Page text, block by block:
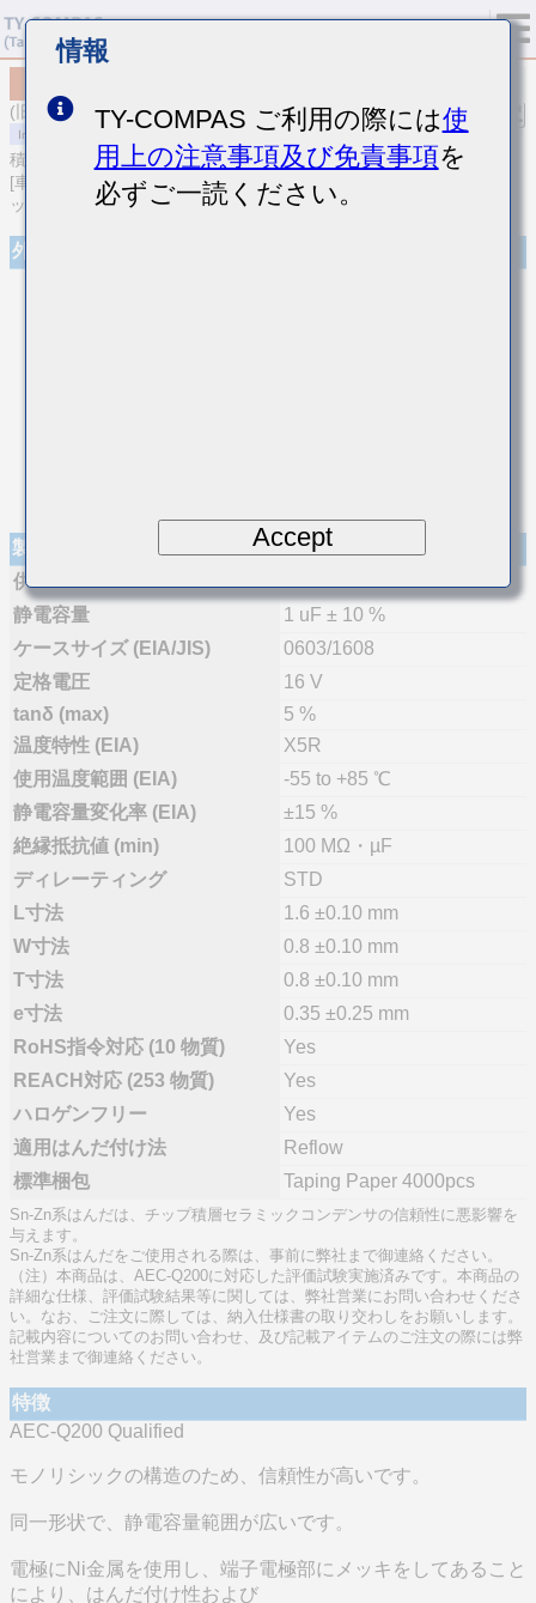
(旧品番 EMK107BJ105KAHT)
積層セラミックコンデンサ
[車載ボディ/インフォ＆高信頼用 (AEC-Q200 Qualified) 積層セラミ
ックコンデンサ (高誘電率系)]
外観
製品仕様
供給体制
静電容量
1 uF ± 10 %
ケースサイズ (EIA/JIS)
0603/1608
定格電圧
16 V
tanδ (max)
5 %
温度特性 (EIA)
X5R
使用温度範囲 (EIA)
-55 to +85 ℃
静電容量変化率 (EIA)
±15 %
絶縁抵抗値 (min)
100 MΩ・µF
ディレーティング
STD
L寸法
1.6 ±0.10 mm
W寸法
0.8 ±0.10 mm
T寸法
0.8 ±0.10 mm
e寸法
0.35 ±0.25 mm
RoHS指令対応 (10 物質)
Yes
REACH対応 (253 物質)
Yes
ハロゲンフリー
Yes
適用はんだ付け法
Reflow
標準梱包
Taping Paper 4000pcs
Sn-Zn系はんだは、チップ積層セラミックコンデンサの信頼性に悪影響を
与えます。
Sn-Zn系はんだをご使用される際は、事前に弊社まで御連絡ください。
（注）本商品は、AEC-Q200に対応した評価試験実施済みです。本商品の
詳細な仕様、評価試験結果等に関しては、弊社営業にお問い合わせくださ
い。なお、ご注文に際しては、納入仕様書の取り交わしをお願いします。
記載内容についてのお問い合わせ、及び記載アイテムのご注文の際には弊
社営業まで御連絡ください。
特徴
AEC-Q200 Qualified
モノリシックの構造のため、信頼性が高いです。
同一形状で、静電容量範囲が広いです。
電極にNi金属を使用し、端子電極部にメッキをしてあること
により、はんだ付け性および
情報
TY-COMPAS ご利用の際には使
用上の注意事項及び免責事項を
必ずご一読ください。
Accept